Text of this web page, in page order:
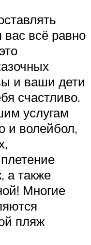
вас всё равно
и ваши дети
счастливо.
услугам
и волейбол,
а также
Многие
пляж